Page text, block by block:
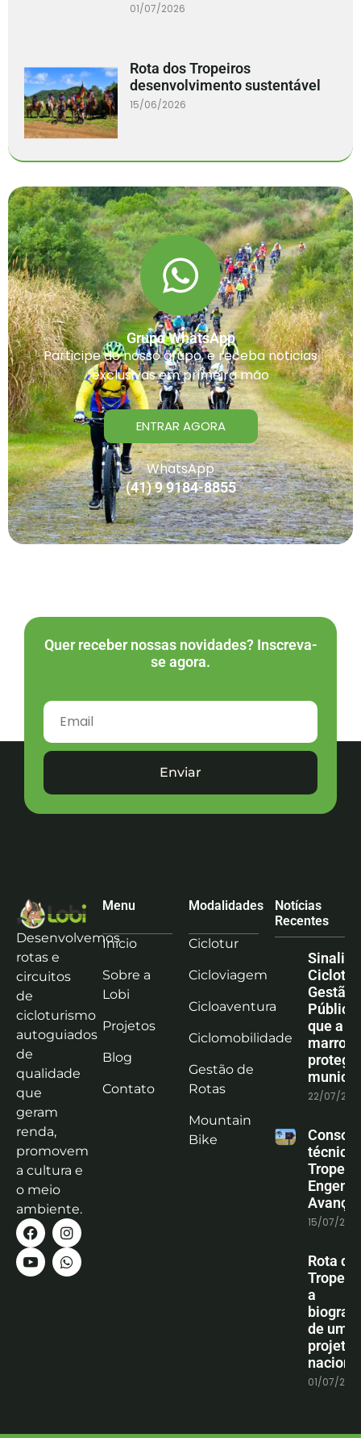
01/07/2026
Rota dos Tropeiros
desenvolvimento sustentável
15/06/2026
Grupo WhatsApp
Participe do nosso grupo, e receba noticias
exclusivas em primeira mão
ENTRAR AGORA
WhatsApp
(41) 9 9184-8855
Quer receber nossas novidades? Inscreva-
se agora.
Enviar
Desenvolvemos
rotas e
circuitos
de
cicloturismo
autoguiados
de
qualidade
que
geram
renda,
promovem
a cultura e
o meio
ambiente.
Menu
Início
Sobre a
Lobi
Projetos
Blog
Contato
Modalidades
Ciclotur
Cicloviagem
Cicloaventura
Ciclomobilidade
Gestão de
Rotas
Mountain
Bike
Notícias
Recentes
Gestão
que a
marrom
protege
22/07/
técnica
15/07/
Rota
a
de um
projeto
01/07/